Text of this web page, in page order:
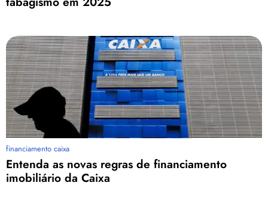
financiamento caixa
Entenda as novas regras de financiamento
imobiliário da Caixa